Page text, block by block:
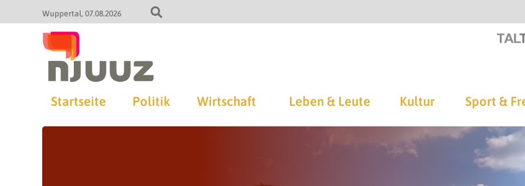
Wuppertal 07.08.2026
Startseite Politik Wirtschaft Leben & Leute Kultur Sport &